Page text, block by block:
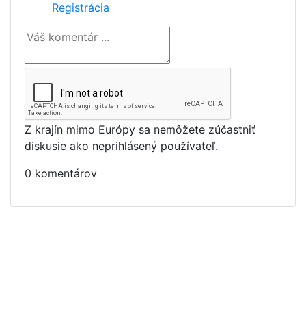
Registrácia
Z krajín mimo Európy sa nemôžete zúčastniť
diskusie ako neprihlásený používateľ.
0 komentárov